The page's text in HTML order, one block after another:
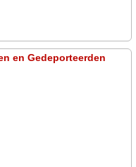
en Gedeporteerden